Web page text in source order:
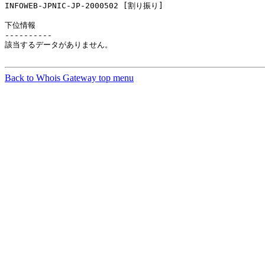
INFOWEB-JPNIC-JP-2000502 [割り
下位情報
----------
該当するデータがありません。
Back to Whois Gateway top menu